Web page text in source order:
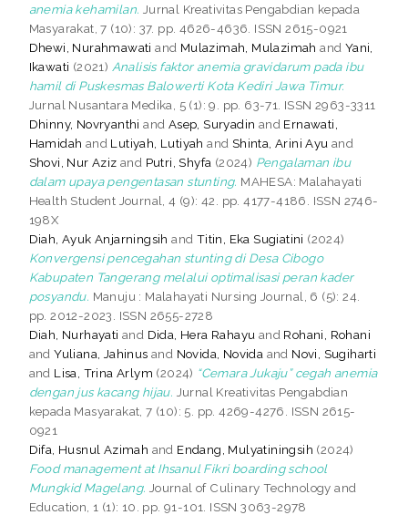
anemia kehamilan. Jurnal Kreativitas Pengabdian kepada
Masyarakat, 7 (10): 37. pp. 4626-4636. ISSN 2615-0921
Dhewi, Nurahmawati and Mulazimah, Mulazimah and Yani,
Ikawati (2021) Analisis faktor anemia gravidarum pada ibu
hamil di Puskesmas Balowerti Kota Kediri Jawa Timur.
Jurnal Nusantara Medika, 5 (1): 9. pp. 63-71. ISSN 2963-3311
Dhinny, Novryanthi and Asep, Suryadin and Ernawati,
Hamidah and Lutiyah, Lutiyah and Shinta, Arini Ayu and
Shovi, Nur Aziz and Putri, Shyfa (2024) Pengalaman ibu
dalam upaya pengentasan stunting. MAHESA: Malahayati
Health Student Journal, 4 (9): 42. pp. 4177-4186. ISSN 2746-
198X
Diah, Ayuk Anjarningsih and Titin, Eka Sugiatini (2024)
Konvergensi pencegahan stunting di Desa Cibogo
Kabupaten Tangerang melalui optimalisasi peran kader
posyandu. Manuju : Malahayati Nursing Journal, 6 (5): 24.
pp. 2012-2023. ISSN 2655-2728
Diah, Nurhayati and Dida, Hera Rahayu and Rohani, Rohani
andYuliana, Jahinus and Novida, Novida and Novi, Sugiharti
and Lisa, Trina Arlym (2024) “Cemara Jukaju” cegah anemia
dengan jus kacang hijau. Jurnal Kreativitas Pengabdian
kepada Masyarakat, 7 (10): 5. pp. 4269-4276. ISSN 2615-
0921
Difa, Husnul Azimah and Endang, Mulyatiningsih (2024)
Food management at Ihsanul Fikri boarding school
Mungkid Magelang. Journal of Culinary Technology and
Education, 1 (1): 10. pp. 91-101. ISSN 3063-2978